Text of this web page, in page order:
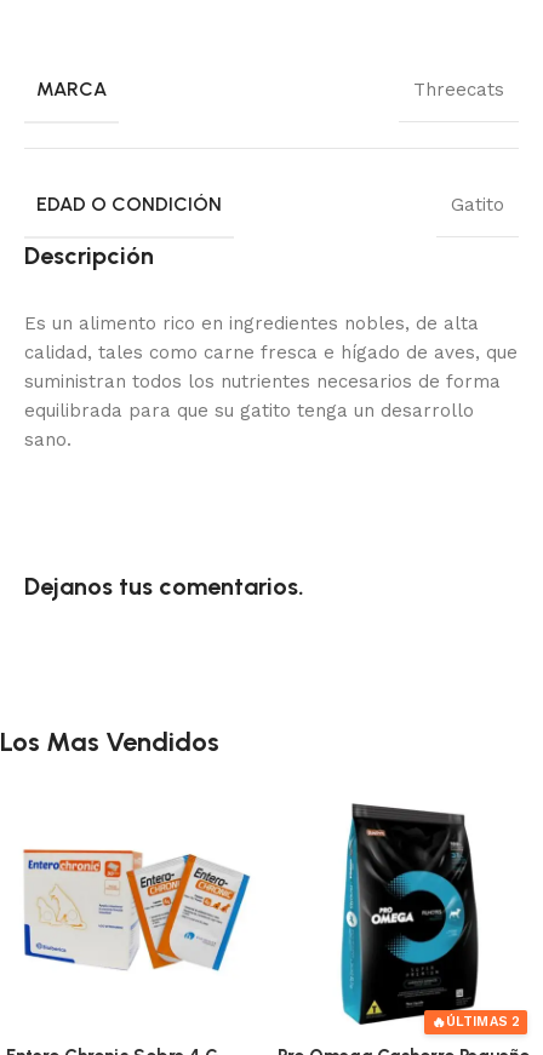
MARCA Threecats
EDAD O CONDICIÓN Gatito
Descripción
Es un alimento rico en ingredientes nobles, de alta
calidad, tales como carne fresca e hígado de aves, que
suministran todos los nutrientes necesarios de forma
equilibrada para que su gatito tenga un desarrollo
sano.
Dejanos tus comentarios.
Los Mas Vendidos
🔥ÚLTIMAS 2